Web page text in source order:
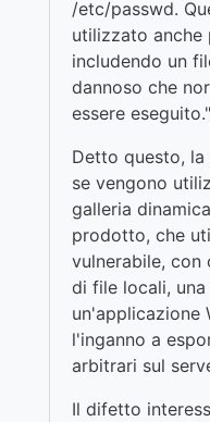
/etc/passwd.
utilizzato anche
includendo un
dannoso che
essere eseguito."
Detto questo,
se vengono
galleria
prodotto, che
vulnerabile, con
di file locali,
un'applicazione
l'inganno a
arbitrari sul
Il difetto